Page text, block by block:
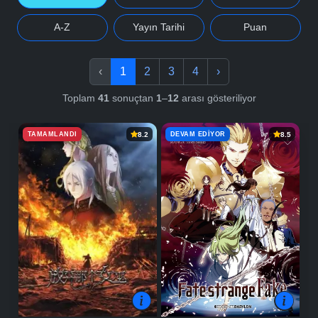
A-Z Yayın Tarihi Puan
‹ 1 2 3 4 ›
Toplam 41sonuçtan 1–12 arası gösteriliyor
TAMAMLANDI 8.2 DEVAM EDIYOR 8.5